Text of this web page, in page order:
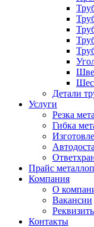
Детали
Услуги
Резка
Гибка
Прайс
Компания
О
Вакансии
Контакты